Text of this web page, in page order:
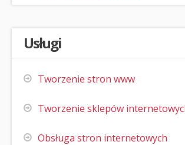
Usługi
Tworzenie stron www
Tworzenie sklepów
Obsługa stron internetowych